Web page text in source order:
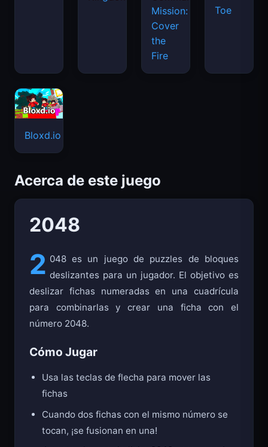
Commando
Mission:
Cover
the
Tac
Acerca de este juego
2048
2 048 es un juego de puzzles de bloques
deslizantes para un jugador. El objetivo es
deslizar fichas numeradas en una cuadrícula
para combinarlas y crear una ficha con el
Usa las teclas de flecha para mover las
Cuando dos fichas con el mismo número se